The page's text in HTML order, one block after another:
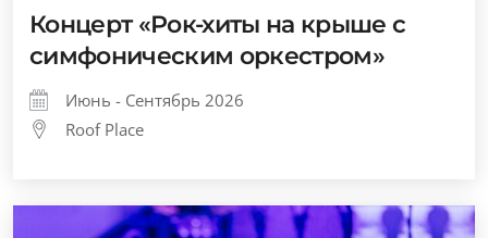
Концерт «Рок-хиты на крыше с
симфоническим оркестром»
Июнь - Сентябрь 2026
Roof Place